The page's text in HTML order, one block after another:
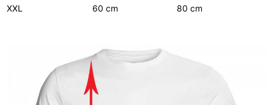
XXL
60 cm 80 cm